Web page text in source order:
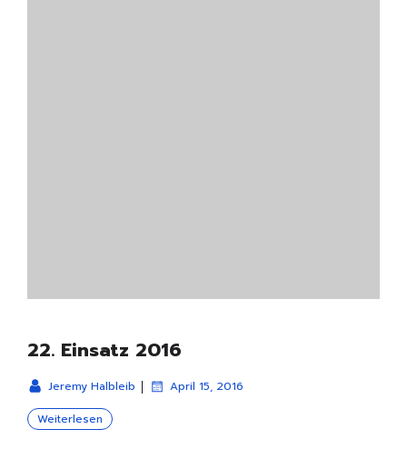
22. Einsatz 2016
Jeremy Halbleib | April 15, 2016
Weiterlesen